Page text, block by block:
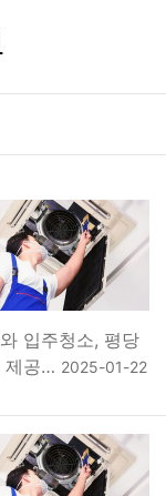
입주청소, 평당
제공… 2025-01-22